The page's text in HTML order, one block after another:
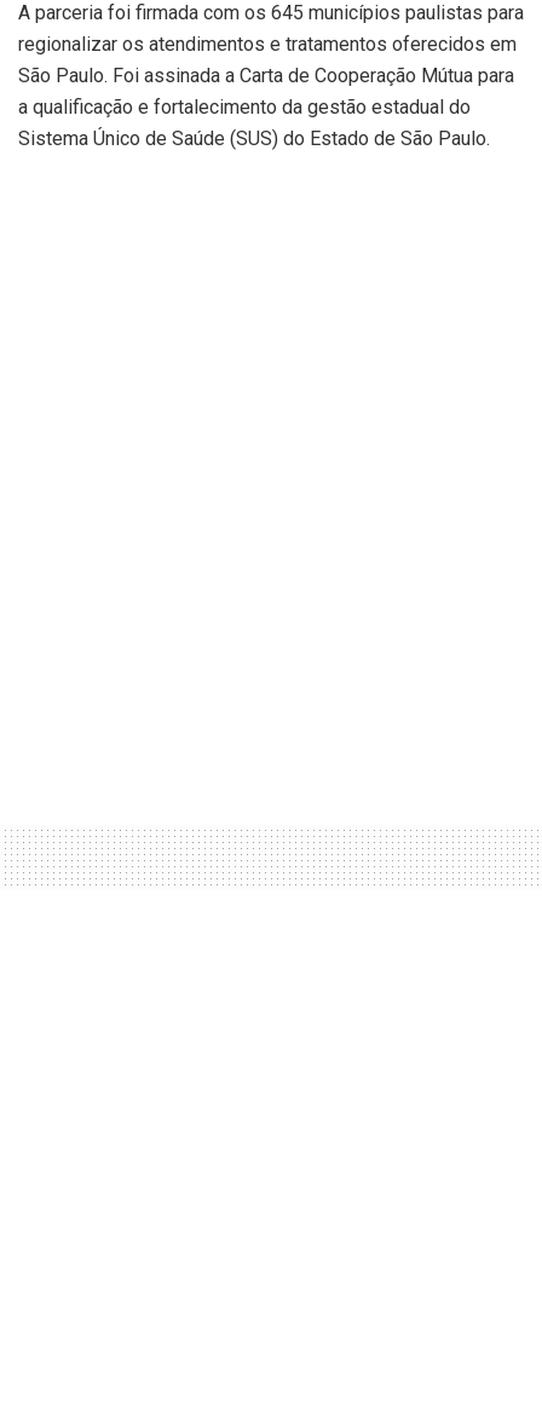
A parceria foi firmada com os 645 municípios paulistas para
regionalizar os atendimentos e tratamentos oferecidos em
São Paulo. Foi assinada a Carta de Cooperação Mútua para
a qualificação e fortalecimento da gestão estadual do
Sistema Único de Saúde (SUS) do Estado de São Paulo.